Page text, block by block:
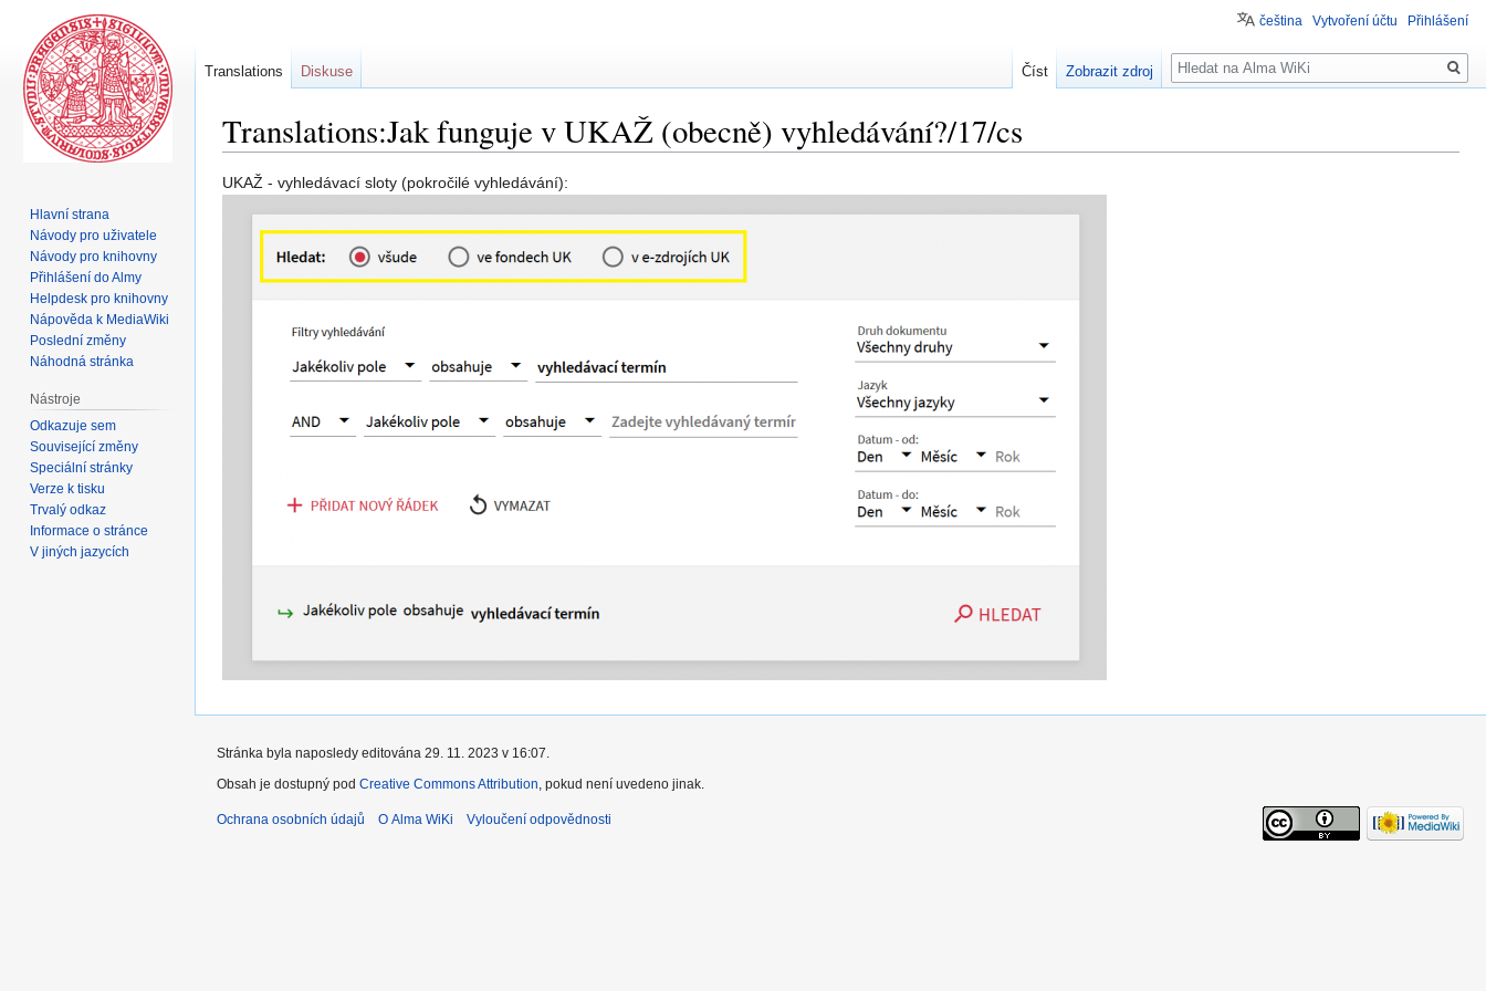
Translations:Jak funguje v UKAŽ (obecně) vyhledávání?/17/cs
Skočit
navigaci
Skočit
vyhledávání
UKAŽ - vyhledávací sloty (pokročilé vyhledávání):
čeština Vytvoření účtu Přihlášení
Translations Diskuse Číst Zobrazit zdroj
Hledat
Hlavní strana
Návody pro uživatele
Návody pro knihovny
Přihlášení do Almy
Helpdesk pro knihovny
Nápověda k MediaWiki
Poslední změny
Náhodná stránka
Nástroje
Odkazuje sem
Související změny
Speciální stránky
Verze k tisku
Trvalý odkaz
Informace o stránce
V jiných jazycích
Stránka byla naposledy editována 29. 11. 2023 v 16:07.
Obsah je dostupný pod Creative Commons Attribution, pokud není uvedeno jinak.
Ochrana osobních údajů O Alma WiKi Vyloučení odpovědnosti